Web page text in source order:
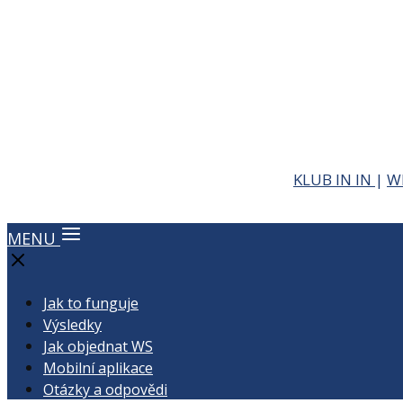
KLUB IN IN |
MENU
Jak to funguje
Výsledky
Jak objednat WS
Mobilní aplikace
Otázky a odpovědi